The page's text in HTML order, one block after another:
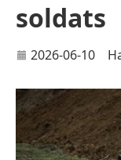
soldats
2026-06-10